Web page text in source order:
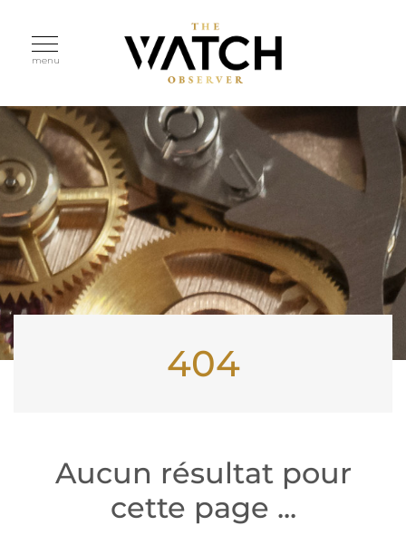
menu
404
Aucun résultat pour
cette page ...